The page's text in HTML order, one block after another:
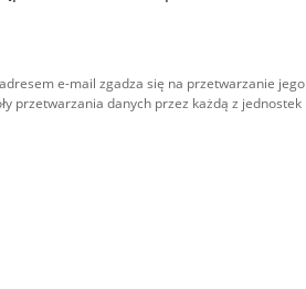
e-mail zgadza się na przetwarzanie jego
przetwarzania danych przez każdą z jednostek